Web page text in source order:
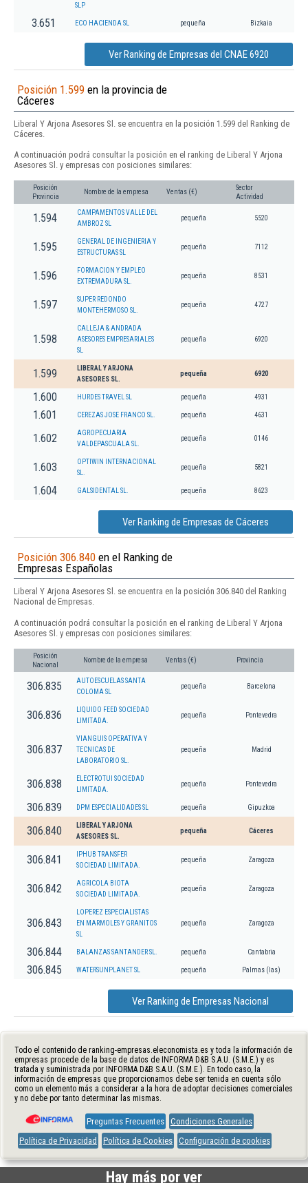
SLP
3.651 ECO HACIENDA SL pequeña Bizkaia
Ver Ranking de Empresas del CNAE 6920
Posición 1.599 en la provincia de
Cáceres
Liberal Y Arjona Asesores Sl. se encuentra en la posición 1.599 del Ranking de
Cáceres.
A continuación podrá consultar la posición en el ranking de Liberal Y Arjona
Asesores Sl. y empresas con posiciones similares:
Posición
Provincia
Nombre de la empresa Ventas (€)
Sector
Actividad
1.594
CAMPAMENTOS VALLE DEL
AMBROZ SL
pequeña 5520
1.595
GENERAL DE INGENIERIA Y
ESTRUCTURAS SL
pequeña 7112
1.596
FORMACION Y EMPLEO
EXTREMADURA SL.
pequeña 8531
1.597
SUPER REDONDO
MONTEHERMOSO SL.
pequeña 4727
1.598
CALLEJA & ANDRADA
ASESORES EMPRESARIALES
SL
pequeña 6920
1.599
LIBERAL Y ARJONA
ASESORES SL.
pequeña 6920
1.600 HURDES TRAVEL SL pequeña 4931
1.601 CEREZAS JOSE FRANCO SL. pequeña 4631
1.602
AGROPECUARIA
VALDEPASCUALA SL.
pequeña 0146
1.603
OPTIWIN INTERNACIONAL
SL.
pequeña 5821
1.604 GALSIDENTAL SL. pequeña 8623
Ver Ranking de Empresas de Cáceres
Posición 306.840 en el Ranking de
Empresas Españolas
Liberal Y Arjona Asesores Sl. se encuentra en la posición 306.840 del Ranking
Nacional de Empresas.
A continuación podrá consultar la posición en el ranking de Liberal Y Arjona
Asesores Sl. y empresas con posiciones similares:
Posición
Nacional
Nombre de la empresa Ventas (€) Provincia
306.835
AUTOESCUELAS SANTA
COLOMA SL
pequeña Barcelona
306.836
LIQUIDO FEED SOCIEDAD
LIMITADA.
pequeña Pontevedra
306.837
VIANGUIS OPERATIVA Y
TECNICAS DE
LABORATORIO SL.
pequeña Madrid
306.838
ELECTROTUI SOCIEDAD
LIMITADA.
pequeña Pontevedra
306.839 DPM ESPECIALIDADES SL pequeña Gipuzkoa
306.840
LIBERAL Y ARJONA
ASESORES SL.
pequeña Cáceres
306.841
IPHUB TRANSFER
SOCIEDAD LIMITADA.
pequeña Zaragoza
306.842
AGRICOLA BIOTA
SOCIEDAD LIMITADA.
pequeña Zaragoza
306.843
LOPEREZ ESPECIALISTAS
EN MARMOLES Y GRANITOS
SL
pequeña Zaragoza
306.844 BALANZAS SANTANDER SL. pequeña Cantabria
306.845 WATERSUNPLANET SL pequeña Palmas (las)
Ver Ranking de Empresas Nacional
Todo el contenido de ranking-empresas.eleconomista.es y toda la información de
empresas procede de la base de datos de INFORMA D&B S.A.U. (S.M.E.) y es
tratada y suministrada por INFORMA D&B S.A.U. (S.M.E.). En todo caso, la
información de empresas que proporcionamos debe ser tenida en cuenta sólo
como un elemento más a considerar a la hora de adoptar decisiones comerciales
y no debe por tanto determinar las mismas.
Preguntas Frecuentes Condiciones Generales
Política de Privacidad
Política de Cookies Configuración de cookies
Hay más por ver